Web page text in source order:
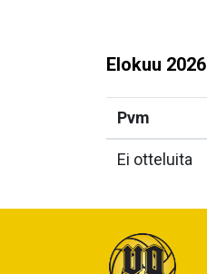
Elokuu 2026
Pvm
Ei otteluita